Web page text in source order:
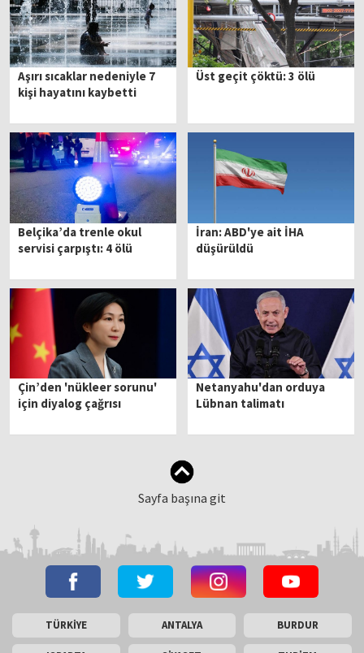
Aşırı sıcaklar nedeniyle 7
kişi hayatını kaybetti
Üst geçit çöktü: 3 ölü
Belçika’da trenle okul
servisi çarpıştı: 4 ölü
İran: ABD'ye ait İHA
düşürüldü
Çin’den 'nükleer sorunu'
için diyalog çağrısı
Netanyahu'dan orduya
Lübnan talimatı
Sayfa başına git
TÜRKİYE ANTALYA BURDUR